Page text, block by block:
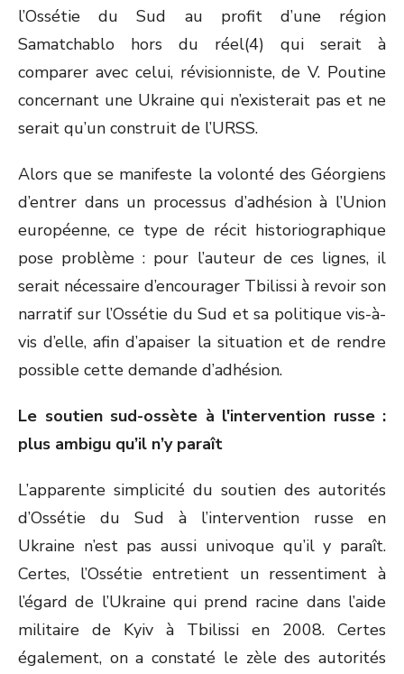
l’Ossétie du Sud au profit d’une région
Samatchablo hors du réel(4) qui serait à
comparer avec celui, révisionniste, de V. Poutine
concernant une Ukraine qui n’existerait pas et ne
serait qu’un construit de l’URSS.
Alors que se manifeste la volonté des Géorgiens
d’entrer dans un processus d’adhésion à l’Union
européenne, ce type de récit historiographique
pose problème : pour l’auteur de ces lignes, il
serait nécessaire d’encourager Tbilissi à revoir son
narratif sur l’Ossétie du Sud et sa politique vis-à-
vis d’elle, afin d’apaiser la situation et de rendre
possible cette demande d’adhésion.
Le soutien sud-ossète à l'intervention russe :
plus ambigu qu’il n’y paraît
L’apparente simplicité du soutien des autorités
d’Ossétie du Sud à l’intervention russe en
Ukraine n’est pas aussi univoque qu’il y paraît.
Certes, l’Ossétie entretient un ressentiment à
l’égard de l’Ukraine qui prend racine dans l’aide
militaire de Kyiv à Tbilissi en 2008. Certes
également, on a constaté le zèle des autorités